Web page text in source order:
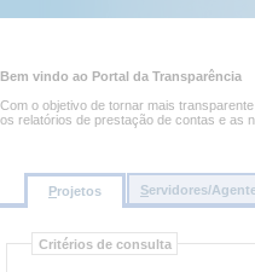
principal
página
Bem vindo ao Portal da Transparência
Com o objetivo de tornar mais
os relatórios de prestação de contas e as
Projetos Servidores/
Consultar
projetos
Critérios de consulta